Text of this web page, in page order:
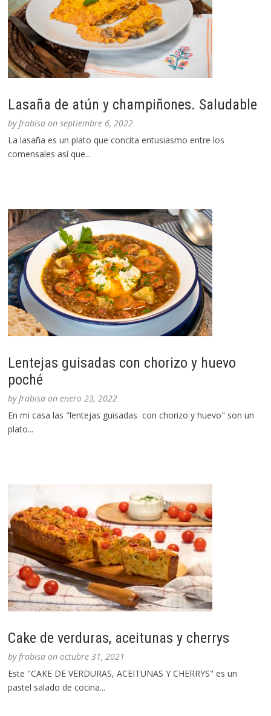
Lasaña de atún y champiñones. Saludable
byfrabisa onseptiembre 6, 2022
La lasaña es un plato que concita entusiasmo entre los
comensales así que...
Lentejas guisadas con chorizo y huevo
poché
byfrabisa onenero 23, 2022
En mi casa las "lentejas guisadas con chorizo y huevo" son un
plato...
Cake de verduras, aceitunas y cherrys
byfrabisa onoctubre 31, 2021
Este "CAKE DE VERDURAS, ACEITUNAS Y CHERRYS" es un
pastel salado de cocina...